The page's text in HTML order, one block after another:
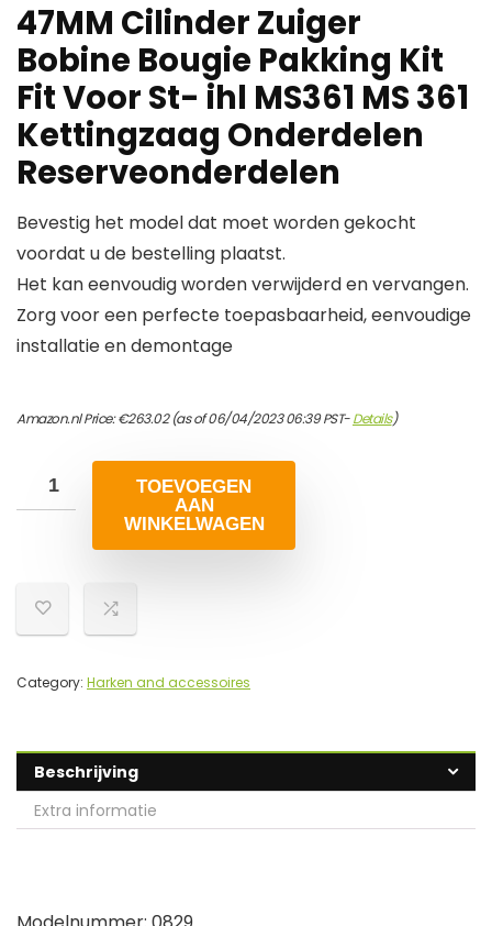
47MM Cilinder Zuiger
Bobine Bougie Pakking Kit
Fit Voor St- ihl MS361 MS 361
Kettingzaag Onderdelen
Reserveonderdelen
Bevestig het model dat moet worden gekocht
voordat u de bestelling plaatst.
Het kan eenvoudig worden verwijderd en vervangen.
Zorg voor een perfecte toepasbaarheid, eenvoudige
installatie en demontage
Amazon.nl Price:€263.02(as of 06/04/2023 06:39 PST-Details)
TOEVOEGEN
AAN
WINKELWAGEN
Category: Harken and accessoires
Beschrijving
Extra informatie